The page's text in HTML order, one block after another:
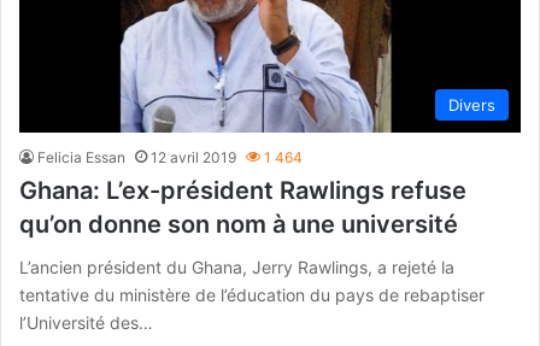
Divers
Felicia Essan 12 avril 2019 1 464
Ghana: L’ex-président Rawlings refuse
qu’on donne son nom à une université
L’ancien président du Ghana, Jerry Rawlings, a rejeté la
tentative du ministère de l’éducation du pays de rebaptiser
l’Université des…